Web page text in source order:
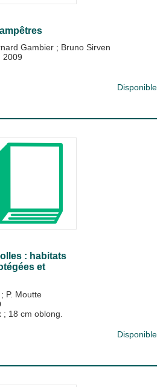
Gambier ; Bruno Sirven
2009
Disponible
: habitats
et
; P. Moutte
18 cm oblong.
Disponible